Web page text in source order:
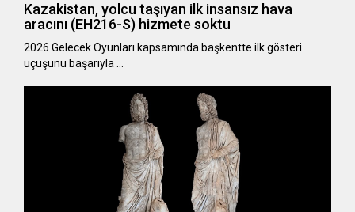
Kazakistan, yolcu taşıyan ilk insansız hava
aracını (EH216-S) hizmete soktu
2026 Gelecek Oyunları kapsamında başkentte ilk gösteri
uçuşunu başarıyla …